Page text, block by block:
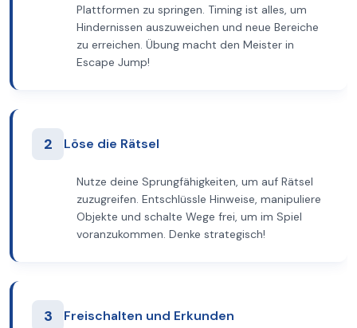
Plattformen zu springen. Timing ist alles, um
Hindernissen auszuweichen und neue Bereiche
zu erreichen. Übung macht den Meister in
Escape Jump!
2 Löse die Rätsel
Nutze deine Sprungfähigkeiten, um auf Rätsel
zuzugreifen. Entschlüssle Hinweise, manipuliere
Objekte und schalte Wege frei, um im Spiel
voranzukommen. Denke strategisch!
3 Freischalten und Erkunden